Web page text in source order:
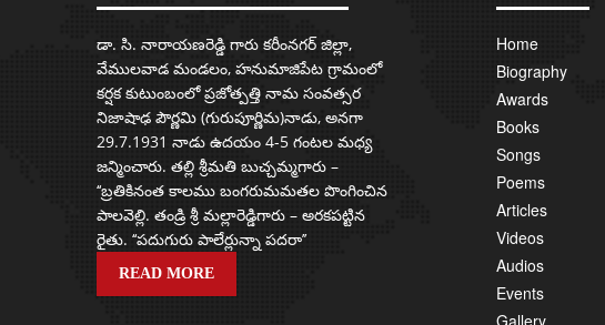
డా. సి. నారాయణరెడ్డి గారు కరీంనగర్ జిల్లా,
వేములవాడ మండలం, హనుమాజిపేట గ్రామంలో
కర్షక కుటుంబంలో ప్రజోత్పత్తి నామ సంవత్సర
నిజాషాఢ పౌర్ణమి (గురుపూర్ణిమ)నాడు, అనగా
29.7.1931 నాడు ఉదయం 4-5 గంటల మధ్య
జన్మించారు. తల్లి శ్రీమతి బుచ్చమ్మగారు –
‘‘బ్రతికినంత కాలము బంగరుమమతల పొంగించిన
పాలవెల్లి. తండ్రి శ్రీ మల్లారెడ్డిగారు – అరకపట్టిన
రైతు. ‘‘పదుగురు పాలేర్లున్నా పదరా’’
READ MORE
Home
Biography
Awards
Books
Songs
Poems
Articles
Videos
Audios
Events